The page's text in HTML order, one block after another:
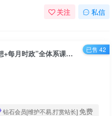
关注 私信
2025 时政专题｜2024 年 李铁 主讲“新思想+每月时政”全体系课程解读2025 时政专题｜2024 年 李铁 主讲“新思想+每月时政”全体系课程解读
钻石会员[维护不易,打赏站长]免费
已售 42